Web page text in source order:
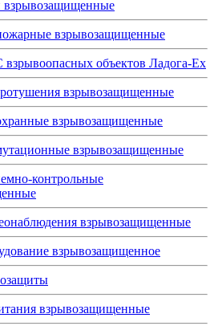
взрывозащищенные
взрывозащищенные
объектов Ладога-Ex
взрывозащищенные
взрывозащищенные
взрывозащищенные
контрольные
взрывозащищенные
взрывозащищенное
взрывозащищенные